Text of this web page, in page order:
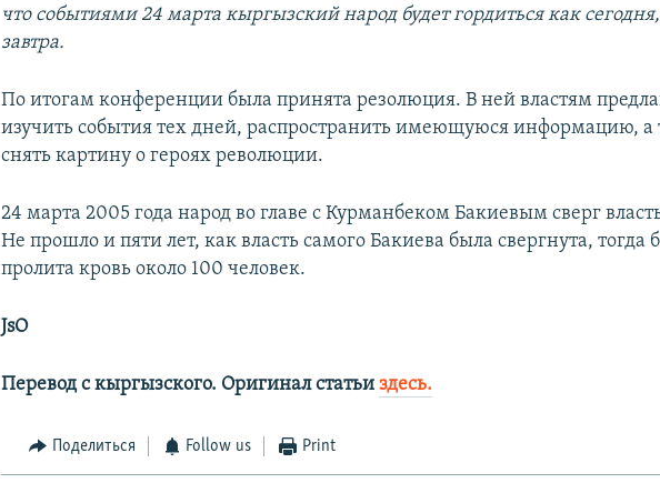
что событиями 24 марта кыргызский народ будет гордиться как
завтра.
По итогам конференции была принята резолюция. В ней властям
изучить события тех дней, распространить имеющуюся информацию, а
снять картину о героях революции.
24 марта 2005 года народ во главе с Курманбеком Бакиевым сверг
Не прошло и пяти лет, как власть самого Бакиева была свергнута, тогда
пролита кровь около 100 человек.
JsO
Перевод с кыргызского. Оригинал статьиздесь.
Поделиться Follow us Print